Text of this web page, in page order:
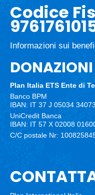
Codice
Informazioni sui
Plan Italia ETS Ente di
Banco BPM
IBAN: IT 37 J 05034
UniCredit Banca
IBAN: IT 57 X 02008
C/C postale Nr: